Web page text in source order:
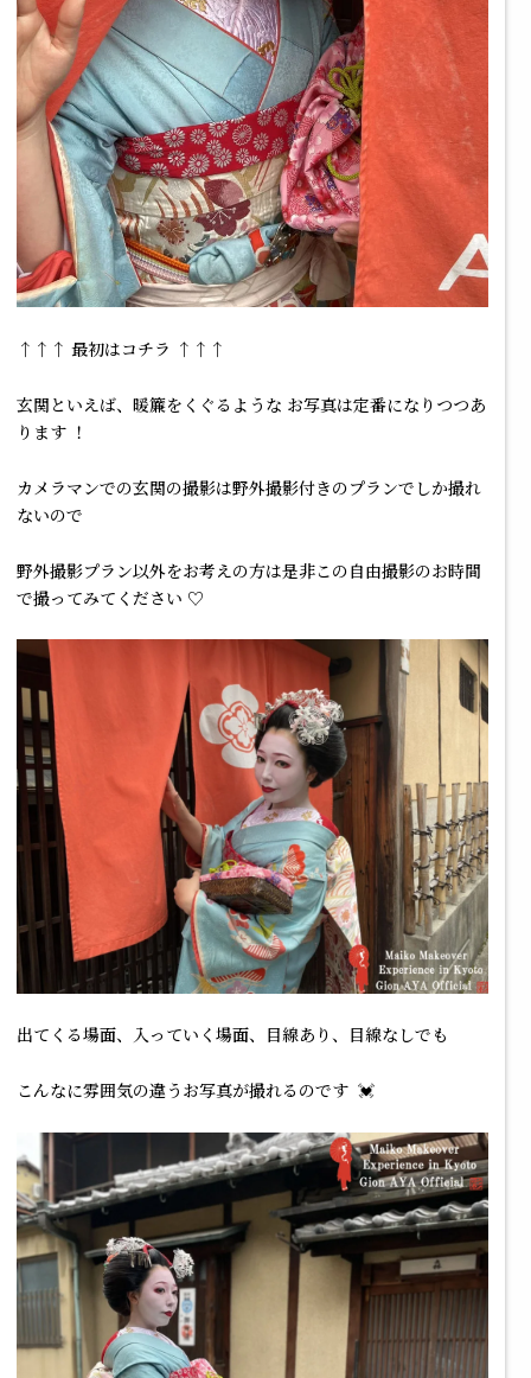
↑↑↑ 最初はコチラ ↑↑↑
玄関といえば、暖簾をくぐるような お写真は定番になりつつあ
ります ！
カメラマンでの玄関の撮影は野外撮影付きのプランでしか撮れ
ないので
野外撮影プラン以外をお考えの方は是非この自由撮影のお時間
で撮ってみてください ♡
出てくる場面、入っていく場面、目線あり、目線なしでも
こんなに雰囲気の違うお写真が撮れるのです 💓